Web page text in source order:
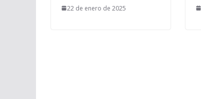
22 de enero de 2025